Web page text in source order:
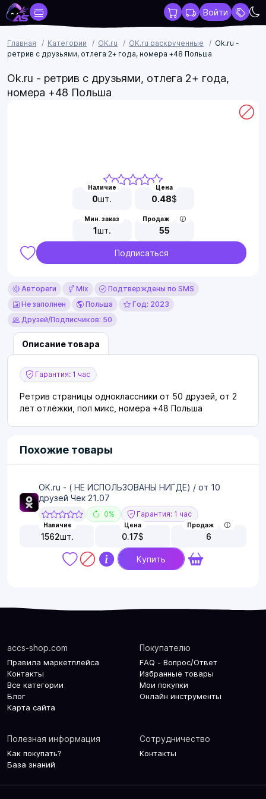
Войти
Главная Категории OK.ru OK.ru раскрученные
Ok.ru -
ретрив с друзьями, отлега 2+ года, номера +48 Польша
Ok.ru - ретрив с друзьями, отлега 2+ года,
номера +48 Польша
Наличие
0шт.
Цена
0.48$
Мин. заказ
1шт.
Продаж
55
Подписаться
Автореги Mix
Подтверждены по SMS
Не заполнен
Польша
Год: 2023
Друзей/Подписчиков: 50
Описание товара
Гарантия: 1 час
Ретрив страницы одноклассники от 50 друзей, от 2
лет отлёжки, пол микс, номера +48 Польша
Похожие товары
OK.ru - ( НЕ ИСПОЛЬЗОВАНЫ НИГДЕ) / от 10
друзей Чек 21.07
0% Гарантия: 1 час
Наличие
1562шт.
Цена
0.17$
Продаж
6
Купить
accs-shop.com
Правила маркетплейса
Контакты
Все категории
Блог
Карта сайта
Покупателю
FAQ - Вопрос/Ответ
Избранные товары
Мои покупки
Онлайн инструменты
Полезная информация
Как покупать?
База знаний
Сотрудничество
Контакты